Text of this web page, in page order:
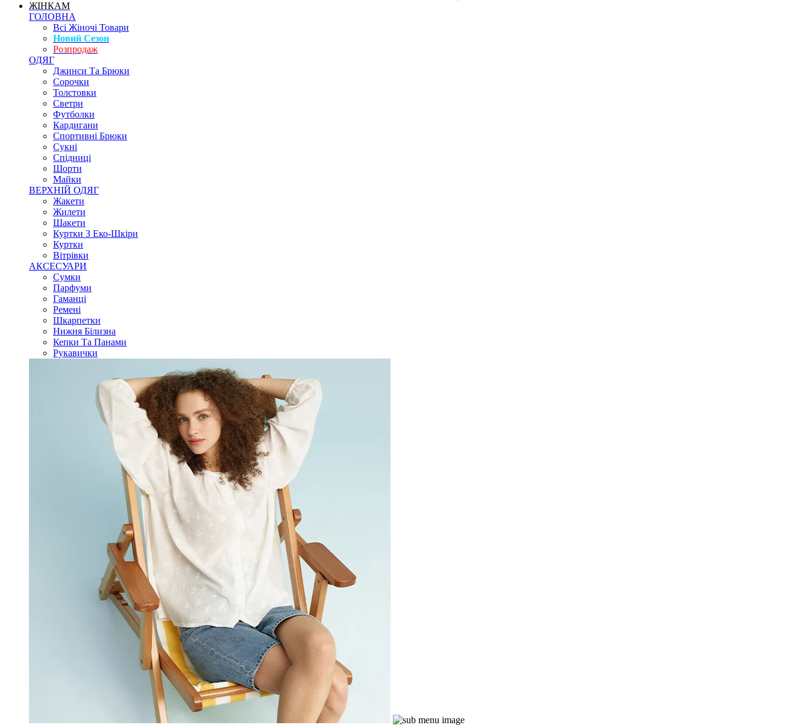
ЖІНКАМ
ГОЛОВНА
Всі Жіночі Товари
Новий Сезон
Розпродаж
ОДЯГ
Джинси Та Брюки
Сорочки
Толстовки
Светри
Футболки
Кардигани
Спортивні Брюки
Сукні
Спідниці
Шорти
Майки
ВЕРХНІЙ ОДЯГ
Жакети
Жилети
Шакети
Куртки З Еко-Шкіри
Куртки
Вітрівки
АКСЕСУАРИ
Сумки
Парфуми
Гаманці
Ремені
Шкарпетки
Нижня Білизна
Кепки Та Панами
Рукавички